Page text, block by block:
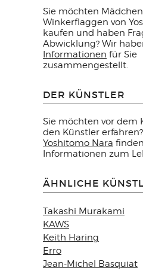
Sie möchten
Winkerflaggen von
kaufen und haben
Abwicklung? Wir
Informationen für Sie
zusammengestellt.
DER KÜNSTLER
Sie möchten vor dem
den Künstler
Yoshitomo Nara
Informationen zum
ÄHNLICHE
Takashi Murakami
KAWS
Keith Haring
Erro
Jean-Michel Basquiat